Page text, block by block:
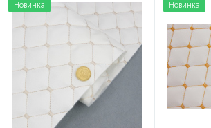
Новинка Новинка